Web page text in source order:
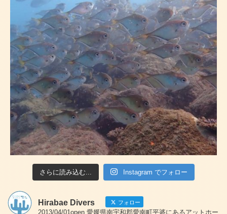
さらに読み込む... Instagram でフォロー
Hirabae Divers フォロー
2013/04/01open 愛媛県南宇和郡愛南町平碆にあるアットホー